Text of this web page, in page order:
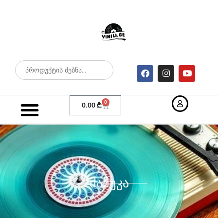
0.00₾ 0
ᲛᲐᲛᲣᲙᲐ